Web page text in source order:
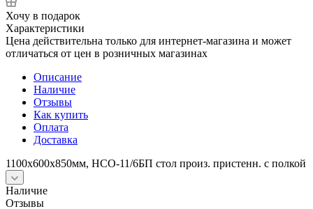
Хочу в подарок
Характеристики
Цена действительна только для интернет-магазина и может
отличаться от цен в розничных магазинах
Описание
Наличие
Отзывы
Как купить
Оплата
Доставка
1100х600х850мм, НСО-11/6БП стол произ. пристенн. с полкой
Наличие
Отзывы